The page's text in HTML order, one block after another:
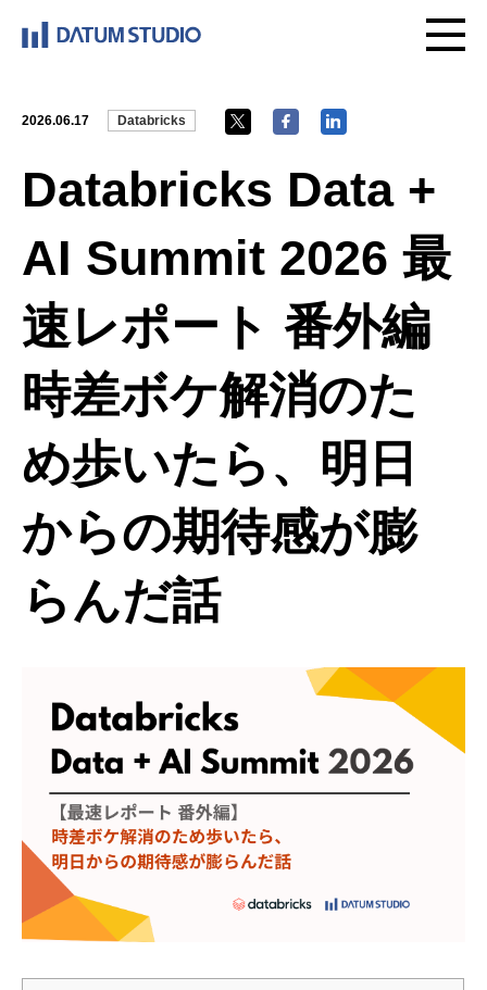
2026.06.17 Databricks
Databricks Data +
AI Summit 2026 最
速レポート 番外編
時差ボケ解消のた
め歩いたら、明日
からの期待感が膨
らんだ話